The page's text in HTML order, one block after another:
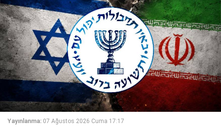
Yayınlanma: 07 Ağustos 2026 Cuma 17:17